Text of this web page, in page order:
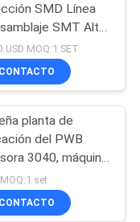
SMD Línea
SMT Alta
4 cabezas
de fabricación de
USD MOQ:1 SET
planta de
del PWB
3040, máquina
Smt,
la plantilla de
set